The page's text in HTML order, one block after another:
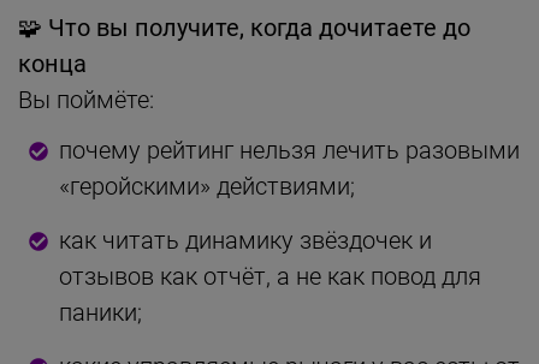
🧩 Что вы получите, когда дочитаете до
конца
Вы поймёте:
почему рейтинг нельзя лечить разовыми
«геройскими» действиями;
как читать динамику звёздочек и
отзывов как отчёт, а не как повод для
паники;